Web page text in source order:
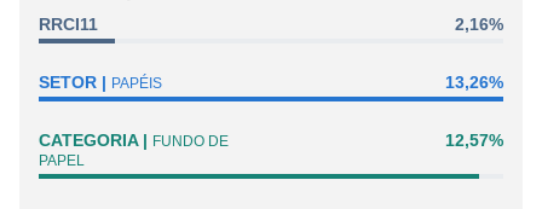
RRCI11 2,16%
SETOR PAPÉIS 13,26%
CATEGORIA
FUNDO DE
PAPEL
12,57%